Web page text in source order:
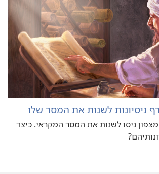
ניסיונות לשנות את המסר שלו
ניסו לשנות את המסר המקראי.‏ כיצד